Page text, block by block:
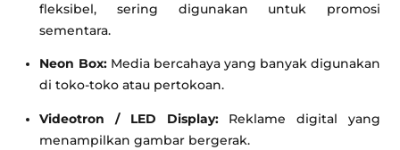
fleksibel, sering digunakan untuk promosi
sementara.
Neon Box:Media bercahaya yang banyak digunakan
di toko-toko atau pertokoan.
Videotron / LED Display:Reklame digital yang
menampilkan gambar bergerak.